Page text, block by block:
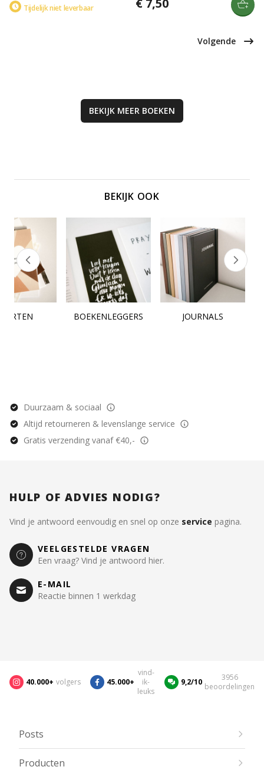
volgen te midden van sociale
media en wisselende online
Tijdelijk niet leverbaar
kunnen hebben en moedigt aan tot
balans in een wereld vol schermen
€ 7,50
Volgende
BEKIJK MEER BOEKEN
BEKIJK OOK
BOEKENLEGGERS JOURNALS
Duurzaam & sociaal
Altijd retourneren & levenslange service
Gratis verzending vanaf €40,-
HULP OF ADVIES NODIG?
Vind je antwoord eenvoudig en snel op onze service pagina.
VEELGESTELDE VRAGEN
Een vraag? Vind je antwoord hier.
E-MAIL
Reactie binnen 1 werkdag
40.000+ volgers 45.000+
vind-
ik-
leuks
9,2/10
3956
beoordelingen
Posts
Producten